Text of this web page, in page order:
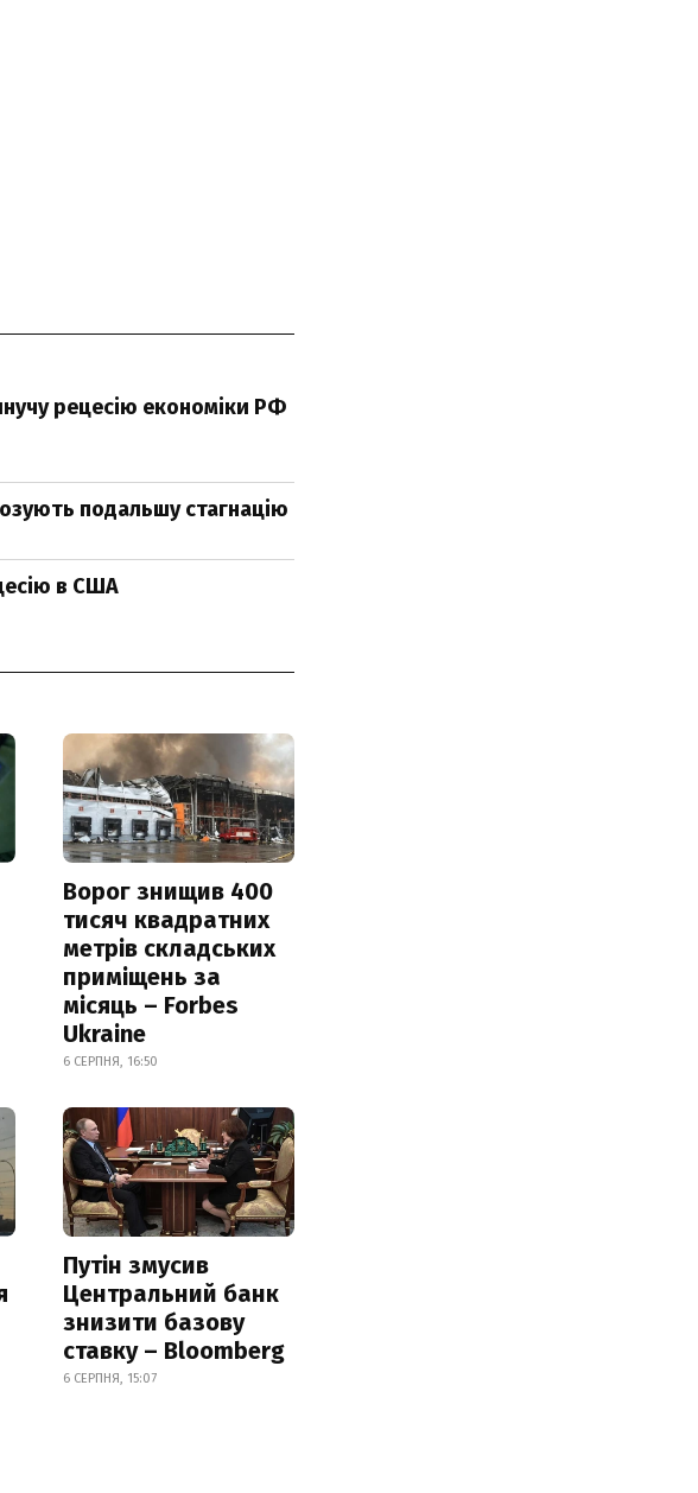
рецесію економіки РФ
подальшу стагнацію
в США
Ворог знищив 400
тисяч квадратних
метрів складських
приміщень за
місяць – Forbes
Ukraine
6 СЕРПНЯ, 16:50
Путін змусив
Центральний банк
знизити базову
ставку – Bloomberg
6 СЕРПНЯ, 15:07